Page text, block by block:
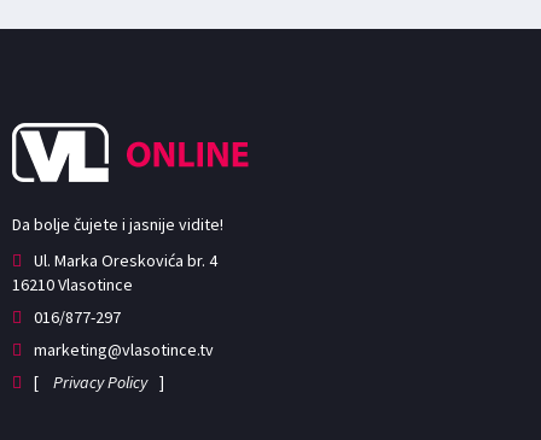
Da bolje čujete i jasnije vidite!
Ul. Marka Oreskovića br. 4
16210 Vlasotince
016/877-297
marketing@vlasotince.tv
[ Privacy Policy ]